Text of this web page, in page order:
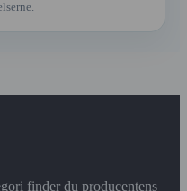
finder du producentens